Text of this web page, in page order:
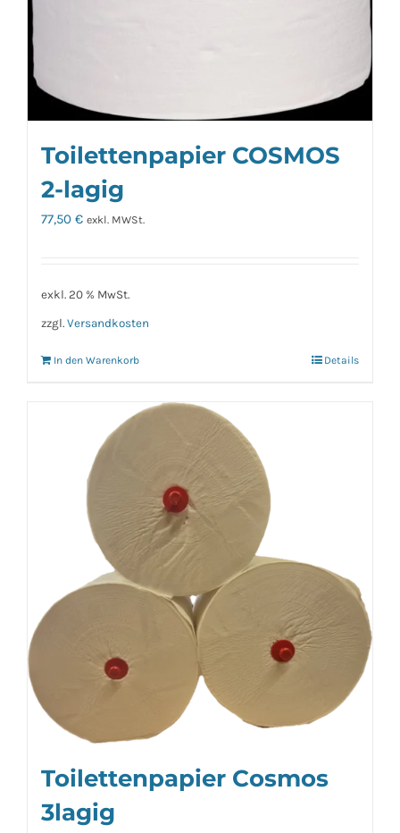
Toilettenpapier COSMOS
2-lagig
77,50 € exkl. MWSt.
exkl. 20 % MwSt.
zzgl. Versandkosten
In den Warenkorb Details
Toilettenpapier Cosmos
3lagig